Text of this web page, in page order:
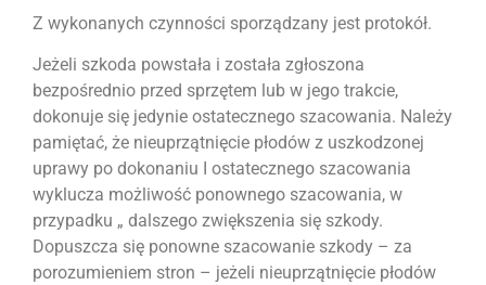
Z wykonanych czynności sporządzany jest protokół.
Jeżeli szkoda powstała i została zgłoszona
bezpośrednio przed sprzętem lub w jego trakcie,
dokonuje się jedynie ostatecznego szacowania. Należy
pamiętać, że nieuprzątnięcie płodów z uszkodzonej
uprawy po dokonaniu I ostatecznego szacowania
wyklucza możliwość ponownego szacowania, w
przypadku „ dalszego zwiększenia się szkody.
Dopuszcza się ponowne szacowanie szkody – za
porozumieniem stron – jeżeli nieuprzątnięcie płodów